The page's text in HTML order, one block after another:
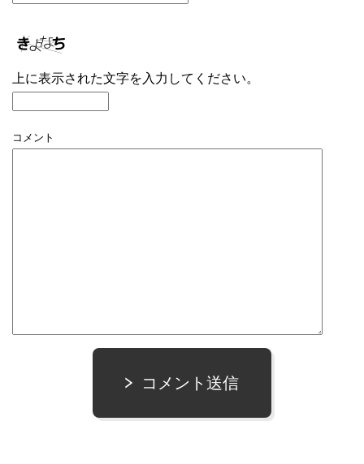
上に表示された文字を入力してください。
コメント
コメント送信